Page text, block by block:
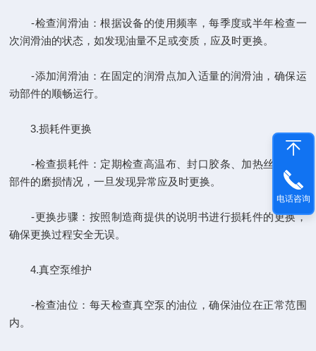
-检查润滑油：根据设备的使用频率，每季度或半年检查一
次润滑油的状态，如发现油量不足或变质，应及时更换。
-添加润滑油：在固定的润滑点加入适量的润滑油，确保运
动部件的顺畅运行。
3.损耗件更换
-检查损耗件：定期检查高温布、封口胶条、加热丝等关键
部件的磨损情况，一旦发现异常应及时更换。
-更换步骤：按照制造商提供的说明书进行损耗件的更换，
确保更换过程安全无误。
4.真空泵维护
-检查油位：每天检查真空泵的油位，确保油位在正常范围
内。
电话咨询